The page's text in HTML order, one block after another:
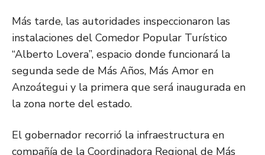
Más tarde, las autoridades inspeccionaron las
instalaciones del Comedor Popular Turístico
“Alberto Lovera”, espacio donde funcionará la
segunda sede de Más Años, Más Amor en
Anzoátegui y la primera que será inaugurada en
la zona norte del estado.
El gobernador recorrió la infraestructura en
compañía de la Coordinadora Regional de Más